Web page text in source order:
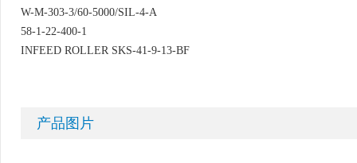
W-M-303-3/60-5000/SIL-4-A
58-1-22-400-1
INFEED ROLLER SKS-41-9-13-BF
产品图片